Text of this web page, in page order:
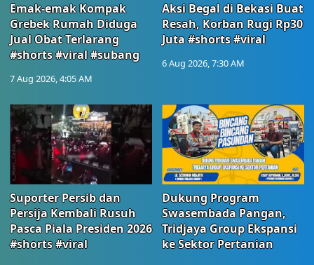
Emak-emak Kompak
Grebek Rumah Diduga
Jual Obat Terlarang
#shorts #viral #subang
7 Aug 2026, 4:05 AM
Aksi Begal di Bekasi Buat
Resah, Korban Rugi Rp30
Juta #shorts #viral
6 Aug 2026, 7:30 AM
Suporter Persib dan
Persija Kembali Rusuh
Pasca Piala Presiden 2026
#shorts #viral
Dukung Program
Swasembada Pangan,
Tridjaya Group Ekspansi
ke Sektor Pertanian